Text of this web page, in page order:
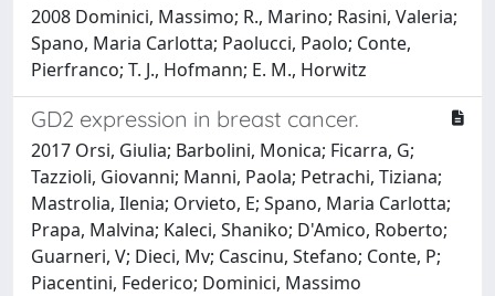
2008 Dominici, Massimo; R., Marino; Rasini, Valeria;
Spano, Maria Carlotta; Paolucci, Paolo; Conte,
Pierfranco; T. J., Hofmann; E. M., Horwitz
GD2 expression in breast cancer.
2017 Orsi, Giulia; Barbolini, Monica; Ficarra, G;
Tazzioli, Giovanni; Manni, Paola; Petrachi, Tiziana;
Mastrolia, Ilenia; Orvieto, E; Spano, Maria Carlotta;
Prapa, Malvina; Kaleci, Shaniko; D'Amico, Roberto;
Guarneri, V; Dieci, Mv; Cascinu, Stefano; Conte, P;
Piacentini, Federico; Dominici, Massimo